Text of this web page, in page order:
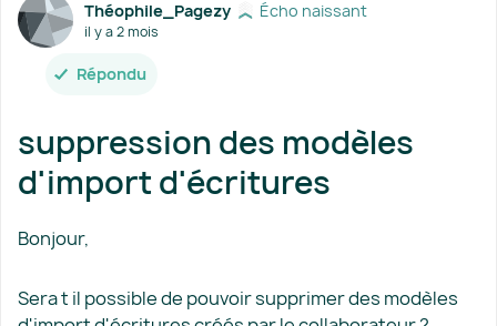
Forum Discussion
Théophile_Pagezy Écho naissant
il y a 2 mois
Répondu
suppression des modèles
d'import d'écritures
Bonjour,
Sera t il possible de pouvoir supprimer des modèles